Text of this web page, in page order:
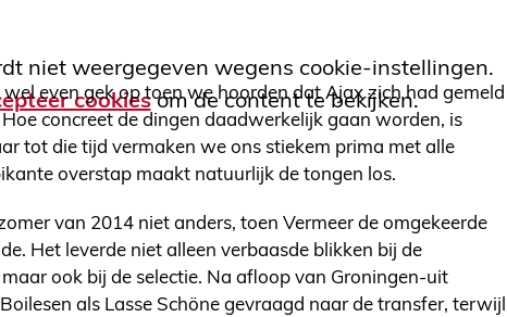
niet weergegeven wegens cookie-instellingen.
cookiesom de content te bekijken.
wel even gek op toen we hoorden dat Ajax zich had gemeld
concreet de dingen daadwerkelijk gaan worden, is
tot die tijd vermaken we ons stiekem prima met alle
overstap maakt natuurlijk de tongen los.
van 2014 niet anders, toen Vermeer de omgekeerde
Het leverde niet alleen verbaasde blikken bij de
ook bij de selectie. Na afloop van Groningen-uit
als Lasse Schöne gevraagd naar de transfer, terwijl